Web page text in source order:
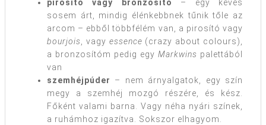
pirosító vagy bronzosító
– egy kevés
sosem árt, mindig élénkebbnek tűnik tőle az
arcom – ebből többfélém van, a pirosító vagy
bourjois, vagy essence (crazy about colours),
a bronzosítóm pedig egy Markwins palettából
van
szemhéjpúder – nem árnyalgatok, egy szín
megy a szemhéj mozgó részére, és kész.
Főként valami barna. Vagy néha nyári színek,
a ruhámhoz igazítva. Sokszor elhagyom.